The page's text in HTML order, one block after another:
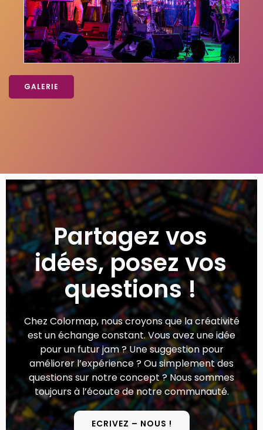
GALERIE
Partagez vos
idées, posez vos
questions !
Chez Colormap, nous croyons que la créativité
est un échange constant. Vous avez une idée
pour un futur jam ? Une suggestion pour
améliorer l’expérience ? Ou simplement des
questions sur notre concept ? Nous sommes
toujours à l’écoute de notre communauté.
ECRIVEZ – NOUS !